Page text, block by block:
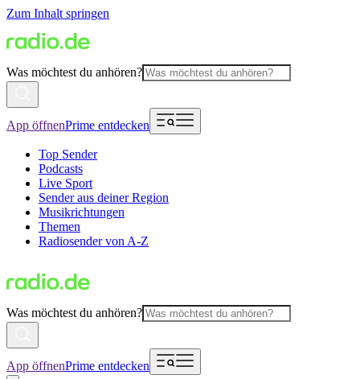
Zum Inhalt springen
Was möchtest du anhören?
App öffnenPrime entdecken
Top Sender
Podcasts
Live Sport
Sender aus deiner Region
Musikrichtungen
Themen
Radiosender von A-Z
Was möchtest du anhören?
App öffnenPrime entdecken